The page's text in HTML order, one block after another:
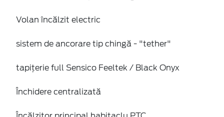
Volan încălzit electric
sistem de ancorare tip chingă - "tether"
tapițerie full Sensico Feeltek / Black Onyx
Închidere centralizată